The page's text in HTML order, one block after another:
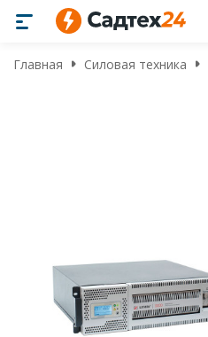
Главная Силовая техника